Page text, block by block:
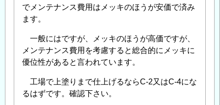
でメンテナンス費用はメッキのほうが安価で済み
ます。
一般にはですが、メッキのほうが高価ですが、
メンテナンス費用を考慮すると総合的にメッキに
優位性があると言われています。
工場で上塗りまで仕上げるならC-2又はC-4にな
るはずです。確認下さい。